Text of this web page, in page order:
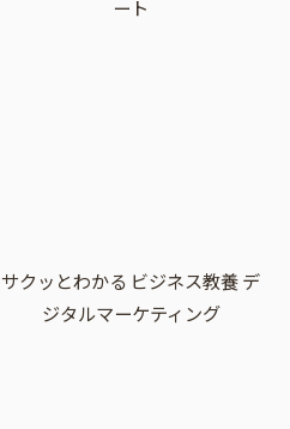
ート
サクッとわかる ビジネス教養 デ
ジタルマーケティング